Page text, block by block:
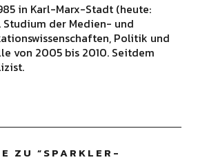
in Karl-Marx-Stadt (heute:
Studium der Medien- und
Politik und
von 2005 bis 2010. Seitdem
ZU “SPARKLER-